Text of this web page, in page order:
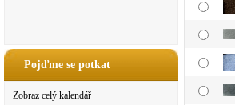
Pojďme se potkat
Zobraz celý kalendář